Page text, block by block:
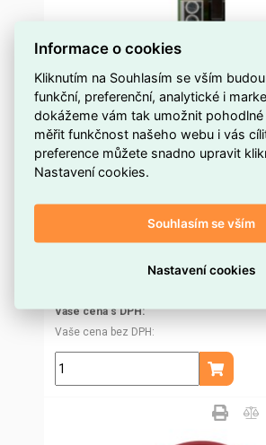
ANTI TAMPER MODULE Modul
Dostupnost EMAS
Kód dodavatele
Vaše cena s DPH
Vaše cena bez DPH
ks
Přidat
Informace o cookies
Kliknutím na Souhlasím se vším
funkční, preferenční, analytické i
dokážeme vám tak umožnit pohodlné
měřit funkčnost našeho webu i vás
preference můžete snadno upravit
Nastavení cookies.
Souhlasím se vším
Nastavení cookies